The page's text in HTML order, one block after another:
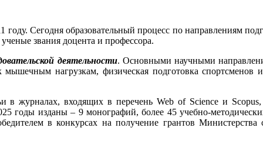
году. Сегодня образовательный процесс по направлениям
звания доцента и профессора.
деятельности. Основными научными
мышечным нагрузкам, физическая подготовка
в журналах, входящих в перечень Web of Science и
годы изданы – 9 монографий, более 45 учебно-
в конкурсах на получение грантов